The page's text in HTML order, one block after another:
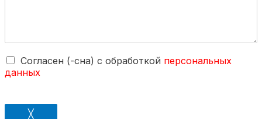
Согласен (-сна) с обработкой персональных
данных
╳